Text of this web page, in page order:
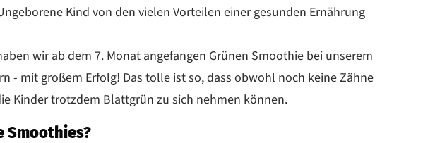
Kind von den vielen Vorteilen einer gesunden Ernährung
wir ab dem 7. Monat angefangen Grünen Smoothie bei unserem
- mit großem Erfolg! Das tolle ist so, dass obwohl noch keine Zähne
Kinder trotzdem Blattgrün zu sich nehmen können.
Smoothies?